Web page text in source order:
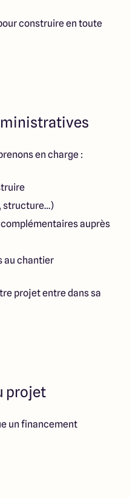
construire en toute
en charge :
structure…)
auprès
au chantier
projet entre dans sa
projet
un financement